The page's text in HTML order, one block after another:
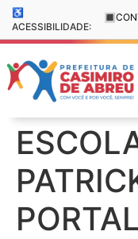
♿
ACESSIBILIDADE:
🔳
PORTAL